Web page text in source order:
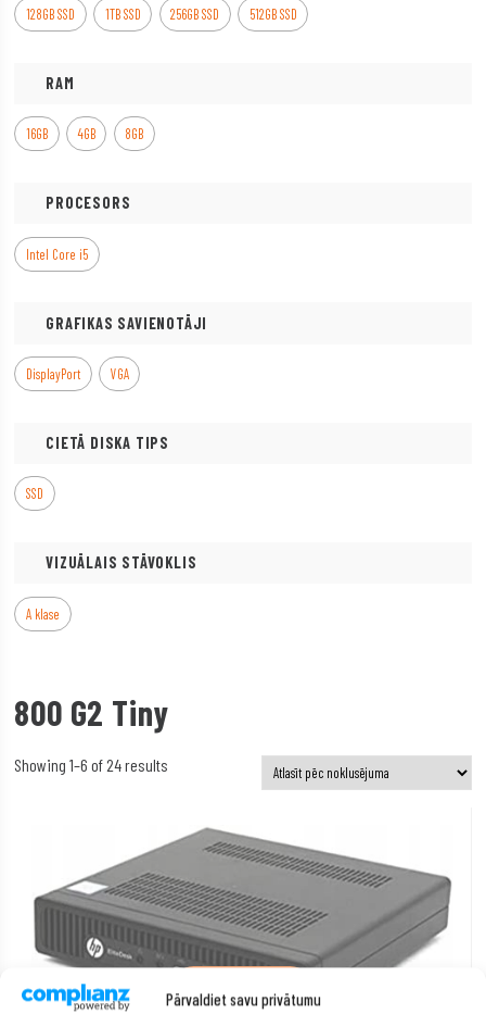
Pārvaldiet savu privātumu
128GB SSD 1TB SSD 256GB SSD 512GB SSD
RAM
16GB 4GB 8GB
PROCESORS
Intel Core i5
GRAFIKAS SAVIENOTĀJI
DisplayPort VGA
CIETĀ DISKA TIPS
SSD
VIZUĀLAIS STĀVOKLIS
A klase
800 G2 Tiny
Showing 1–6 of 24 results